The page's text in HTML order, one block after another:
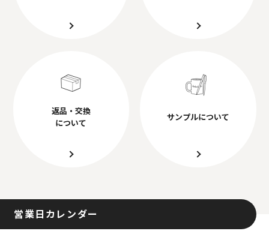
返品・交換
について
サンプルについて
営業日カレンダー